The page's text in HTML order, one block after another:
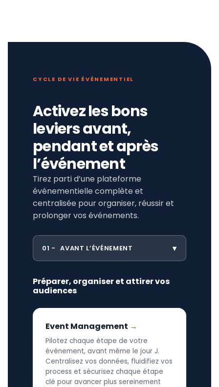
CYCLE DE VIE ÉVÉNEMENTIEL
Activez les bons
leviers avant,
pendant et après
l’événement
Tirez parti d’une plateforme
événementielle complète et
centralisée pour organiser, réussir et
prolonger vos événements.
01 AVANT L’ÉVÉNEMENT
Préparer, organiser et attirer vos
audiences
Event Management
Pilotez chaque étape de votre
événement, avant même le jour J.
Centralisez vos données, fluidifiez vos
process et sécurisez chaque étape
clé pour avancer plus sereinement